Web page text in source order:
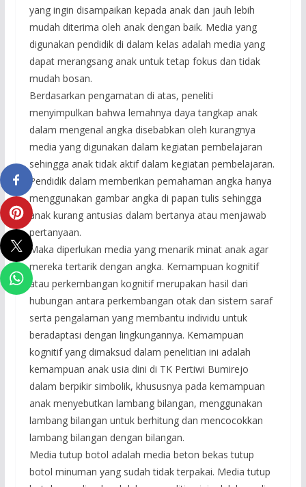
yang ingin disampaikan kepada anak dan jauh lebih
mudah diterima oleh anak dengan baik. Media yang
digunakan pendidik di dalam kelas adalah media yang
dapat merangsang anak untuk tetap fokus dan tidak
mudah bosan.
Berdasarkan pengamatan di atas, peneliti
menyimpulkan bahwa lemahnya daya tangkap anak
dalam mengenal angka disebabkan oleh kurangnya
media yang digunakan dalam kegiatan pembelajaran
sehingga anak tidak aktif dalam kegiatan pembelajaran.
Pendidik dalam memberikan pemahaman angka hanya
menggunakan gambar angka di papan tulis sehingga
anak kurang antusias dalam bertanya atau menjawab
pertanyaan.
Maka diperlukan media yang menarik minat anak agar
mereka tertarik dengan angka. Kemampuan kognitif
atau perkembangan kognitif merupakan hasil dari
hubungan antara perkembangan otak dan sistem saraf
serta pengalaman yang membantu individu untuk
beradaptasi dengan lingkungannya. Kemampuan
kognitif yang dimaksud dalam penelitian ini adalah
kemampuan anak usia dini di TK Pertiwi Bumirejo
dalam berpikir simbolik, khususnya pada kemampuan
anak menyebutkan lambang bilangan, menggunakan
lambang bilangan untuk berhitung dan mencocokkan
lambang bilangan dengan bilangan.
Media tutup botol adalah media beton bekas tutup
botol minuman yang sudah tidak terpakai. Media tutup